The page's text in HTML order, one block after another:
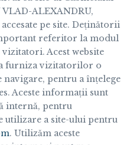
ALEXANDRU,
pe site. Deṭinătorii
referitor la modul
Acest website
furniza vizitatorilor o
pentru a înṭelege
Aceste informaṭii sunt
internă, pentru
utilizare a site-ului pentru
. Utilizăm aceste